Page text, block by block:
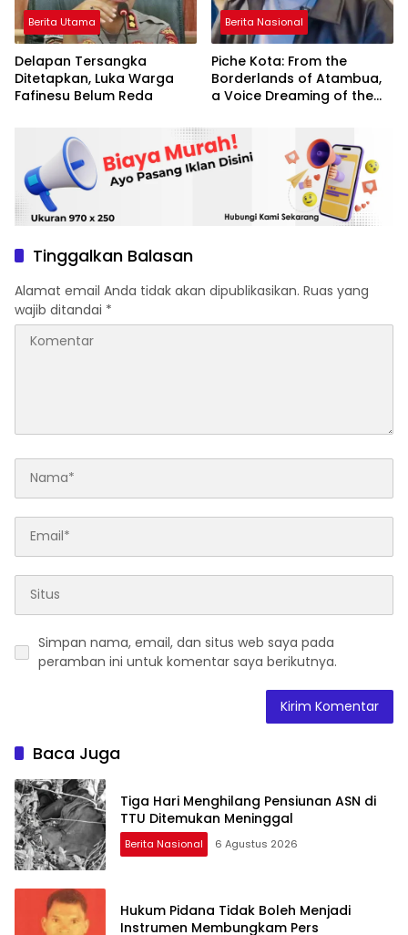
Berita Utama
Delapan Tersangka
Ditetapkan, Luka Warga
Fafinesu Belum Reda
Berita Nasional
Piche Kota: From the
Borderlands of Atambua,
a Voice Dreaming of the
Tinggalkan Balasan
Alamat email Anda tidak akan dipublikasikan. Ruas yang
wajib ditandai *
Simpan nama, email, dan situs web saya pada
peramban ini untuk komentar saya berikutnya.
Baca Juga
Tiga Hari Menghilang Pensiunan ASN di
TTU Ditemukan Meninggal
Berita Nasional 6 Agustus 2026
Hukum Pidana Tidak Boleh Menjadi
Instrumen Membungkam Pers